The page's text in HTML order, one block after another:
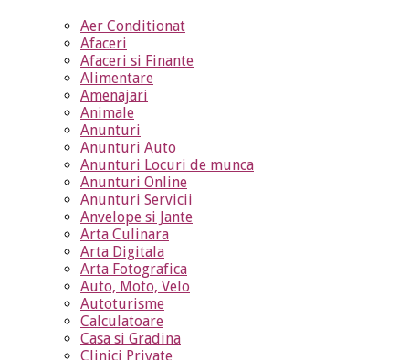
Aer Conditionat
Afaceri
Afaceri si Finante
Alimentare
Amenajari
Animale
Anunturi
Anunturi Auto
Anunturi Locuri de munca
Anunturi Online
Anunturi Servicii
Anvelope si Jante
Arta Culinara
Arta Digitala
Arta Fotografica
Auto, Moto, Velo
Autoturisme
Calculatoare
Casa si Gradina
Clinici Private